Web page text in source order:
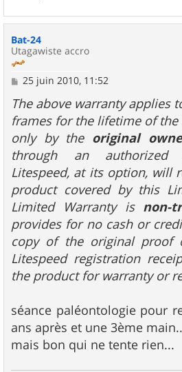
Bat-24
Utagawiste accro
M
s
s
a
g
e
25 juin 2010, 11:52
The above warranty applies
frames for the lifetime of the
only by the original
through an authorized
Litespeed, at its option, will
product covered by this
Limited Warranty is non-
provides for no cash or
copy of the original proof
Litespeed registration
the product for warranty or
séance paléontologie pour
ans après et une 3ème
mais bon qui ne tente rien...